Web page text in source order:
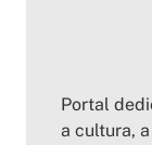
Portal
a cultura,